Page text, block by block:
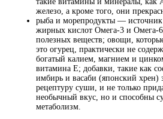
железо, а кроме того, они
рыба и морепродукты —
жирных кислот Омега-3 и Омега-
полезных веществ; овощи,
это огурец, практически не
богатый калием, магнием и
витамина Е; добавки, такие как
имбирь и васаби (японский хрен)
рецептуру суши, и не только
необычный вкус, но и способны
метаболизм.